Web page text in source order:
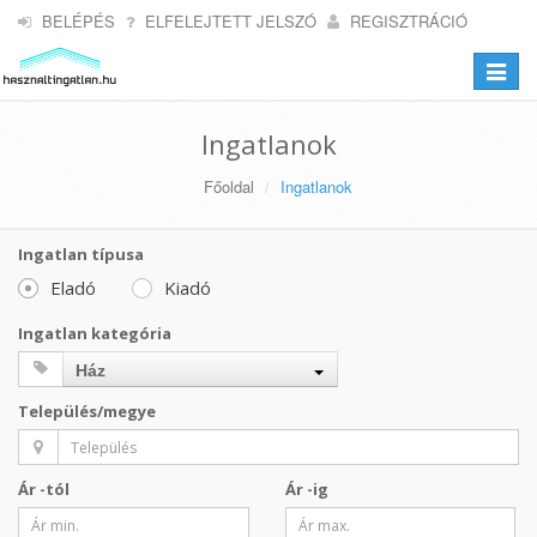
BELÉPÉS ELFELEJTETT JELSZÓ REGISZTRÁCIÓ
Toggle
Ingatlanok
Főoldal Ingatlanok
Ingatlan típusa
Eladó Kiadó
Ingatlan kategória
Ház
Település/megye
Ár -tól Ár -ig